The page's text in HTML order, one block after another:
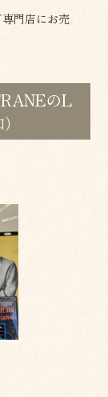
門店にお売
のL